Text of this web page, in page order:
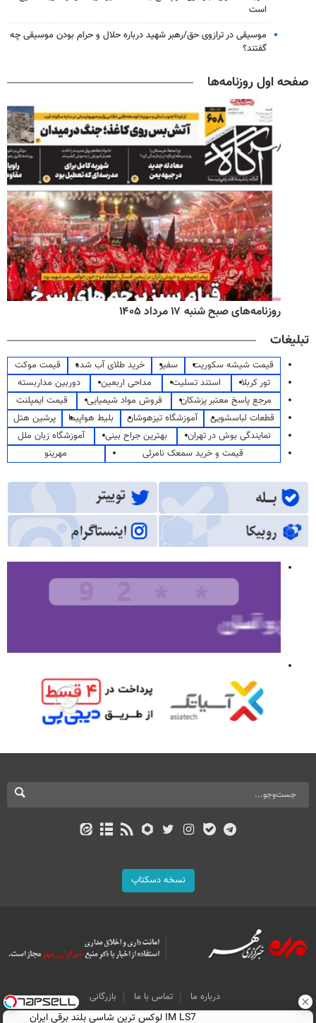
است
موسیقی در ترازوی حق/رهبر شهید درباره حلال و حرام بودن موسیقی چه
گفتند؟
صفحه اول روزنامه‌ها
روزنامه‌های صبح شنبه ۱۷ مرداد ۱۴۰۵
تبلیغات
قیمت شیشه سکوریت سفیر خرید طلای آب شده
قیمت موکت
تور کربلا
استند تسلیت مداحی اربعین
دوربین مداربسته
مرجع پاسخ معتبر پزشکان
فروش مواد شیمیایی
قیمت ایمپلنت
قطعات لباسشویی
آموزشگاه تیزهوشان بلیط هواپیما
پرشین هتل
نمایندگی بوش در تهران
بهترین جراح بینی
آموزشگاه زبان ملل
قیمت و خرید سمعک نامرئی
مهرینو
نسخه دسکتاپ
درباره ما تماس با ما
بازرگانی
All Content by Mehr News Agency is licensed under a Creative Commons
IM LS7 لوکس ترین شاسی بلند برقی ایران